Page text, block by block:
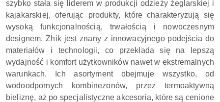
szybko stała się liderem w produkcji odzieży żeglarskiej i
kajakarskiej, oferując produkty, które charakteryzują się
wysoką funkcjonalnością, trwałością i nowoczesnym
designem. Zhik jest znany z innowacyjnego podejścia do
materiałów i technologii, co przekłada się na lepszą
wydajność i komfort użytkowników nawet w ekstremalnych
warunkach. Ich asortyment obejmuje wszystko, od
wodoodpornych kombinezonów, przez termoaktywną
bieliznę, aż po specjalistyczne akcesoria, które są cenione